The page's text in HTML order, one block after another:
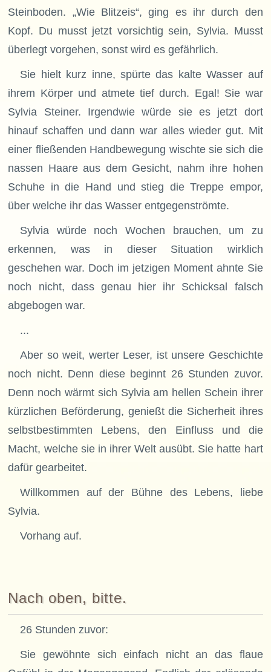
Steinboden. „Wie Blitzeis“, ging es ihr durch den
Kopf. Du musst jetzt vorsichtig sein, Sylvia. Musst
überlegt vorgehen, sonst wird es gefährlich.
Sie hielt kurz inne, spürte das kalte Wasser auf
ihrem Körper und atmete tief durch. Egal! Sie war
Sylvia Steiner. Irgendwie würde sie es jetzt dort
hinauf schaffen und dann war alles wieder gut. Mit
einer fließenden Handbewegung wischte sie sich die
nassen Haare aus dem Gesicht, nahm ihre hohen
Schuhe in die Hand und stieg die Treppe empor,
über welche ihr das Wasser entgegenströmte.
Sylvia würde noch Wochen brauchen, um zu
erkennen, was in dieser Situation wirklich
geschehen war. Doch im jetzigen Moment ahnte Sie
noch nicht, dass genau hier ihr Schicksal falsch
abgebogen war.
...
Aber so weit, werter Leser, ist unsere Geschichte
noch nicht. Denn diese beginnt 26 Stunden zuvor.
Denn noch wärmt sich Sylvia am hellen Schein ihrer
kürzlichen Beförderung, genießt die Sicherheit ihres
selbstbestimmten Lebens, den Einfluss und die
Macht, welche sie in ihrer Welt ausübt. Sie hatte hart
dafür gearbeitet.
Willkommen auf der Bühne des Lebens, liebe
Sylvia.
Vorhang auf.
Nach oben, bitte.
26 Stunden zuvor:
Sie gewöhnte sich einfach nicht an das flaue